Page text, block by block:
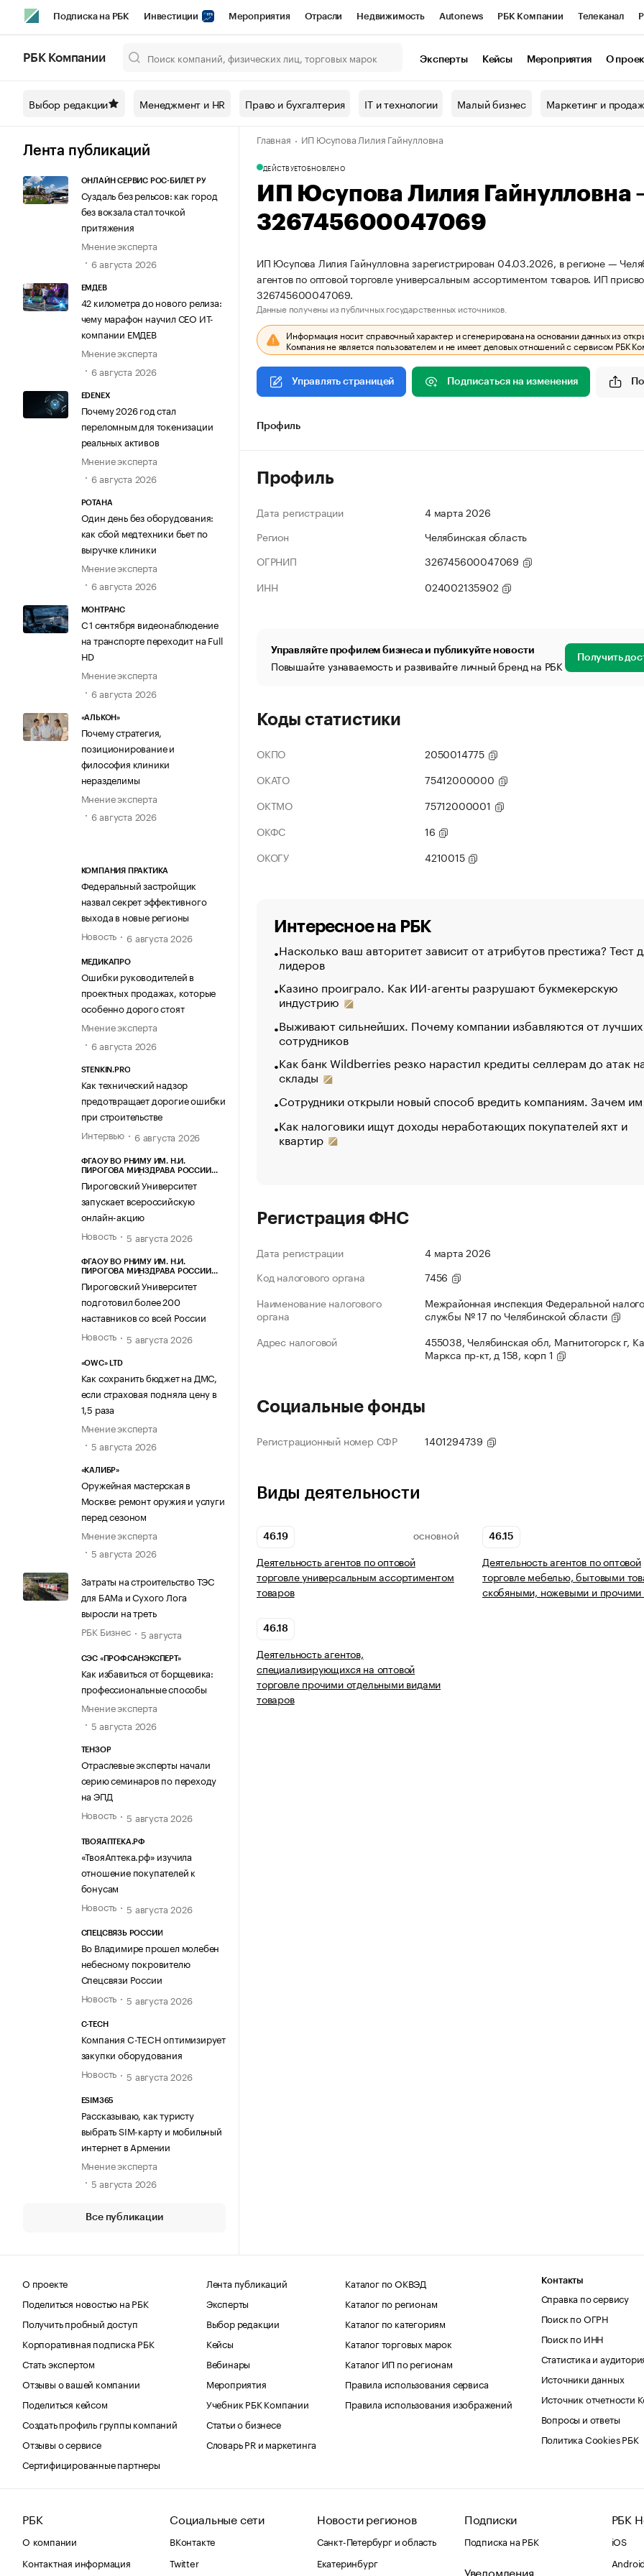
Подписка на РБК Инвестиции Мероприятия Отрасли Недвижимость Autonews РБК Компании Телеканал
Спецпроекты СПб Конференции СПб Спецпроекты Проверка контрагентов
Технологии и медиа Рынок наличной валюты
РБК Компании Эксперты Кейсы Мероприятия О
Выбор редакции Менеджмент и HR Право и бухгалтерия IT и технологии Малый бизнес Маркетинг и
Лента публикаций
ОНЛАЙН СЕРВИС РОС-БИЛЕТ РУ
Суздаль без рельсов: как город
без вокзала стал точкой
притяжения
Мнение эксперта
6 августа 2026
ЕМДЕВ
42 километра до нового релиза:
чему марафон научил СЕО ИТ-
компании ЕМДЕВ
Мнение эксперта
6 августа 2026
EDENEX
Почему 2026 год стал
переломным для токенизации
реальных активов
Мнение эксперта
6 августа 2026
РОТАНА
Один день без оборудования:
как сбой медтехники бьет по
выручке клиники
Мнение эксперта
6 августа 2026
МОНТРАНС
С 1 сентября видеонаблюдение
на транспорте переходит на Full
HD
Мнение эксперта
6 августа 2026
«АЛЬКОН»
Почему стратегия,
позиционирование и
философия клиники
неразделимы
Мнение эксперта
6 августа 2026
КОМПАНИЯ ПРАКТИКА
Федеральный застройщик
назвал секрет эффективного
выхода в новые регионы
Новость
6 августа 2026
МЕДИКАПРО
Ошибки руководителей в
проектных продажах, которые
особенно дорого стоят
Мнение эксперта
6 августа 2026
STENKIN.PRO
Как технический надзор
предотвращает дорогие ошибки
при строительстве
Интервью
6 августа 2026
ФГАОУ ВО РНИМУ ИМ. Н.И.
ПИРОГОВА МИНЗДРАВА РОССИИ
Пироговский Университет
запускает всероссийскую
онлайн-акцию
Новость
5 августа 2026
ФГАОУ ВО РНИМУ ИМ. Н.И.
ПИРОГОВА МИНЗДРАВА РОССИИ
Пироговский Университет
подготовил более 200
наставников со всей России
Новость
5 августа 2026
«OWC» LTD
Как сохранить бюджет на ДМС,
если страховая подняла цену в
1,5 раза
Мнение эксперта
5 августа 2026
«КАЛИБР»
Оружейная мастерская в
Москве: ремонт оружия и услуги
перед сезоном
Мнение эксперта
5 августа 2026
Затраты на строительство ТЭС
для БАМа и Сухого Лога
выросли на треть
РБК Бизнес
5 августа
СЭС «ПРОФСАНЭКСПЕРТ»
Как избавиться от борщевика:
профессиональные способы
Мнение эксперта
5 августа 2026
ТЕНЗОР
Отраслевые эксперты начали
серию семинаров по переходу
на ЭПД
Новость
5 августа 2026
ТВОЯАПТЕКА.РФ
«ТвояАптека.рф» изучила
отношение покупателей к
бонусам
Новость
5 августа 2026
СПЕЦСВЯЗЬ РОССИИ
Во Владимире прошел молебен
небесному покровителю
Спецсвязи России
Новость
5 августа 2026
C-TECH
Компания C-TECH оптимизирует
закупки оборудования
Новость
5 августа 2026
ESIM365
Рассказываю, как туристу
выбрать SIM-карту и мобильный
интернет в Армении
Мнение эксперта
5 августа 2026
Все публикации
Главная ИП Юсупова Лилия Гайнулловна
ДЕЙСТВУЕТОБНОВЛЕНО
ИП Юсупова Лилия
326745600047069
ИП Юсупова Лилия Гайнулловна зарегистрирован 04.03.2026, в регионе —
агентов по оптовой торговле универсальным ассортиментом товаров. ИП
326745600047069.
Данные получены из публичных государственных источников.
Информация носит справочный характер и сгенерирована на основании данных из
Компания не является пользователем и не имеет деловых отношений с сервисом РБК
Управлять страницей Подписаться на изменения
Профиль
Профиль
Дата регистрации
4 марта 2026
Регион
Челябинская область
ОГРНИП
326745600047069
ИНН
024002135902
Управляйте профилем бизнеса и публикуйте новости
Повышайте узнаваемость и развивайте личный бренд на РБК Получить
Коды статистики
ОКПО
2050014775
ОКАТО
75412000000
ОКТМО
75712000001
ОКФС
16
ОКОГУ
4210015
Интересное на РБК
Насколько ваш авторитет зависит от атрибутов престижа? Тест
лидеров
Казино проиграло. Как ИИ-агенты разрушают букмекерскую
индустрию
Выживают сильнейших. Почему компании избавляются от лучших
сотрудников
Как банк Wildberries резко нарастил кредиты селлерам до атак
склады
Сотрудники открыли новый способ вредить компаниям. Зачем
Как налоговики ищут доходы неработающих покупателей яхт и
квартир
Регистрация ФНС
Дата регистрации
4 марта 2026
Код налогового органа
7456
Наименование налогового
органа
Межрайонная инспекция Федеральной
службы № 17 по Челябинской области
Адрес налоговой
455038, Челябинская обл, Магнитогорск г,
Маркса пр-кт, д 158, корп 1
Социальные фонды
Регистрационный номер СФР 1401294739
Виды деятельности
46.19 ОСНОВНОЙ
Деятельность агентов по оптовой
торговле универсальным ассортиментом
товаров
46.15
Деятельность агентов по оптовой
торговле мебелью, бытовыми
скобяными, ножевыми и
46.18
Деятельность агентов,
специализирующихся на оптовой
торговле прочими отдельными видами
товаров
О проекте
Поделиться новостью на РБК
Получить пробный доступ
Корпоративная подписка РБК
Стать экспертом
Отзывы о вашей компании
Поделиться кейсом
Создать профиль группы компаний
Отзывы о сервисе
Сертифицированные партнеры
Лента публикаций
Эксперты
Выбор редакции
Кейсы
Вебинары
Мероприятия
Учебник РБК Компании
Статьи о бизнесе
Словарь PR и маркетинга
Каталог по ОКВЭД
Каталог по регионам
Каталог по категориям
Каталог торговых марок
Каталог ИП по регионам
Правила использования сервиса
Правила использования изображений
Контакты
Справка по сервису
Поиск по ОГРН
Поиск по ИНН
Статистика и
Источники данных
Источник отчетности
Вопросы и ответы
Политика Cookies РБК
РБК
О компании
Контактная информация
Социальные сети
ВКонтакте
Twitter
Новости регионов
Санкт-Петербург и область
Екатеринбург
Подписки
Подписка на РБК
Уведомления
РБК
iOS